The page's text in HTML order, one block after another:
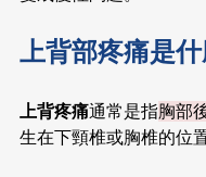
上背部疼痛是什
上背疼痛通常是指胸部
生在下頸椎或胸椎的位置